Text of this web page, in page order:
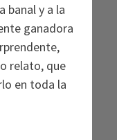
banal y a la
ganadora
relato, que
en toda la